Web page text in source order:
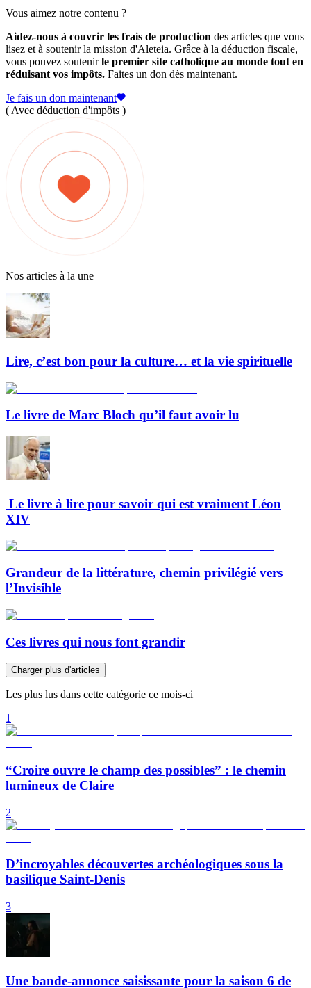
Vous aimez notre contenu ?
Aidez-nous à couvrir les frais de production des articles que vous
lisez et à soutenir la mission d'Aleteia. Grâce à la déduction fiscale,
vous pouvez soutenirle premier site catholique au monde tout en
réduisant vos impôts. Faites un don dès maintenant.
Je fais un don maintenant
( Avec déduction d'impôts )
Nos articles à la une
Lire, c’est bon pour la culture… et la vie spirituelle
Le livre de Marc Bloch qu’il faut avoir lu
Le livre à lire pour savoir qui est vraiment Léon
XIV
Grandeur de la littérature, chemin privilégié vers
l’Invisible
Ces livres qui nous font grandir
Charger plus d'articles
Les plus lus dans cette catégorie ce mois-ci
1
“Croire ouvre le champ des possibles” : le chemin
lumineux de Claire
2
D’incroyables découvertes archéologiques sous la
basilique Saint-Denis
3
Une bande-annonce saisissante pour la saison 6 de